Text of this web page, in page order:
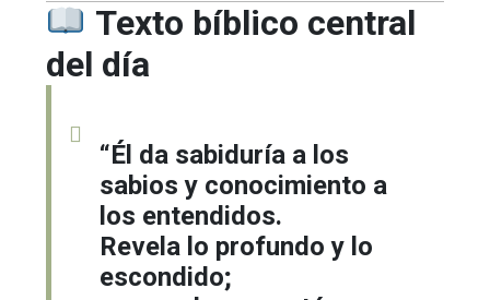
Texto bíblico central
del día
“Él da sabiduría a los
sabios y conocimiento a
los entendidos.
Revela lo profundo y lo
escondido;